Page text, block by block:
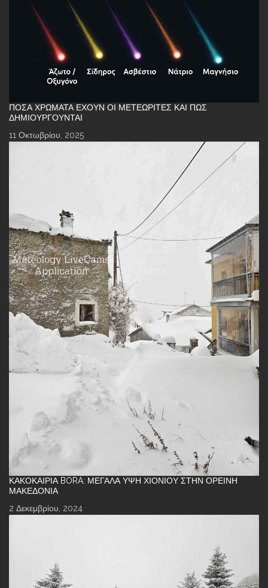
ΠΌΣΑ ΧΡΏΜΑΤΑ ΈΧΟΥΝ ΟΙ ΜΕΤΕΩΡΊΤΕΣ ΚΑΙ ΠΏΣ
ΔΗΜΙΟΥΡΓΟΎΝΤΑΙ
11 Οκτωβρίου, 2025
ΚΑΚΟΚΑΙΡΊΑ BORA: ΜΕΓΆΛΑ ΎΨΗ ΧΙΟΝΙΟΎ ΣΤΗΝ ΟΡΕΙΝΉ
ΜΑΚΕΔΟΝΊΑ
2 Δεκεμβρίου, 2024